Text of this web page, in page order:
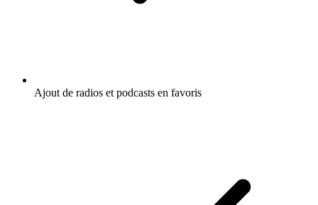
Ajout de radios et podcasts en favoris